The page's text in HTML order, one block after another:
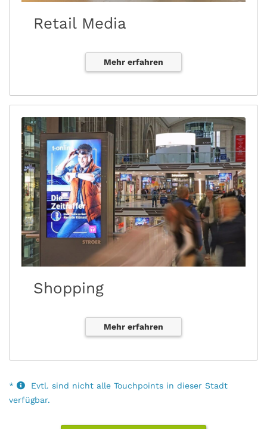
Retail Media
Mehr erfahren
Shopping
Mehr erfahren
*
Evtl. sind nicht alle Touchpoints in dieser Stadt
verfügbar.